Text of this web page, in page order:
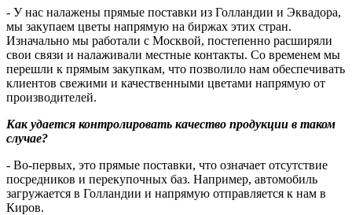
- У нас налажены прямые поставки из Голландии и Эквадора,
мы закупаем цветы напрямую на биржах этих стран.
Изначально мы работали с Москвой, постепенно расширяли
свои связи и налаживали местные контакты. Со временем мы
перешли к прямым закупкам, что позволило нам обеспечивать
клиентов свежими и качественными цветами напрямую от
производителей.
Как удается контролировать качество продукции в таком
случае?
- Во-первых, это прямые поставки, что означает отсутствие
посредников и перекупочных баз. Например, автомобиль
загружается в Голландии и напрямую отправляется к нам в
Киров.